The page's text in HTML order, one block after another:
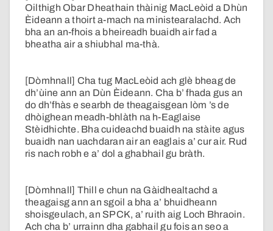
Oilthigh Obar Dheathain thàinig MacLeòid a Dhùn
Èideann a thoirt a-mach na ministearalachd. Ach
bha an an-fhois a bheireadh buaidh air fad a
bheatha air a shiubhal ma-thà.
[Dòmhnall] Cha tug MacLeòid ach glè bheag de
dh’ùine ann an Dùn Èideann. Cha b’ fhada gus an
do dh’fhàs e searbh de theagaisgean lòm ’s de
dhòighean meadh-bhlàth na h-Eaglaise
Stèidhichte. Bha cuideachd buaidh na stàite agus
buaidh nan uachdaran air an eaglais a’ cur air. Rud
ris nach robh e a’ dol a ghabhail gu bràth.
[Dòmhnall] Thill e chun na Gàidhealtachd a
theagaisg ann an sgoil a bha a’ bhuidheann
shoisgeulach, an SPCK, a’ ruith aig Loch Bhraoin.
Ach cha b’ urrainn dha gabhail gu fois an seo a